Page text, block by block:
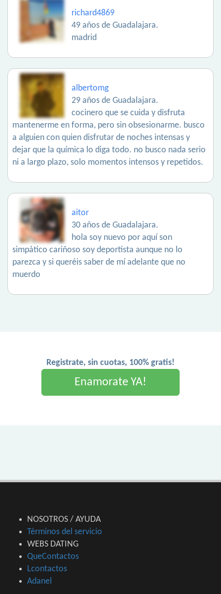
richard4869
49 años de Guadalajara.
madrid
albertomg
29 años de Guadalajara.
cocinero que se cuida y disfruta
mantenerme en forma, pero sin obsesionarme. busco
a alguien con quien disfrutar de noches intensas y
dejar que la química lo diga todo. no busco nada serio
ni a largo plazo, solo momentos intensos y repetidos.
aitor
30 años de Guadalajara.
hola soy nuevo por aquí son
simpático cariñoso soy deportista aunque no lo
parezca y si queréis saber de mí adelante que no
muerdo
Registrate, sin cuotas, 100% gratis!
Enamorate YA!
NOSOTROS / AYUDA
Términos del servicio
WEBS DATING
QueContactos
Lcontactos
Adanel